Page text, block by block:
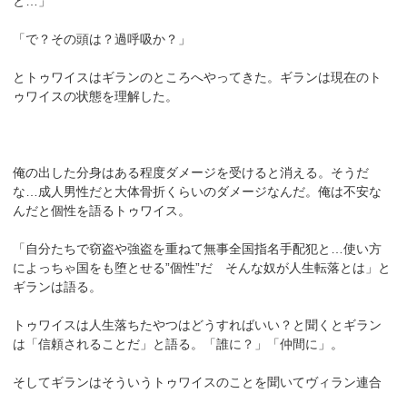
「で？その頭は？過呼吸か？」
とトゥワイスはギランのところへやってきた。ギランは現在のト
ゥワイスの状態を理解した。
俺の出した分身はある程度ダメージを受けると消える。そうだ
な…成人男性だと大体骨折くらいのダメージなんだ。俺は不安な
んだと個性を語るトゥワイス。
「自分たちで窃盗や強盗を重ねて無事全国指名手配犯と…使い方
によっちゃ国をも堕とせる”個性”だ そんな奴が人生転落とは」と
ギランは語る。
トゥワイスは人生落ちたやつはどうすればいい？と聞くとギラン
は「信頼されることだ」と語る。「誰に？」「仲間に」。
そしてギランはそういうトゥワイスのことを聞いてヴィラン連合